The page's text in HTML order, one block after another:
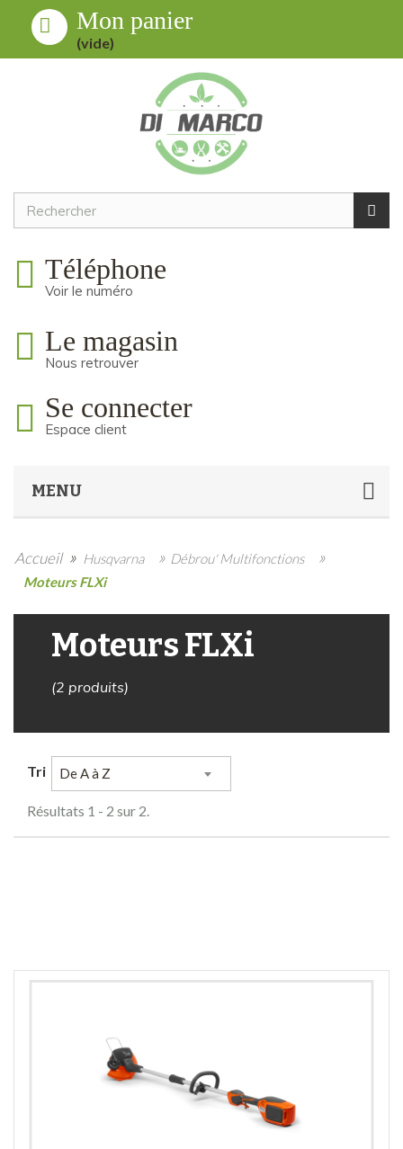
Mon panier
(vide)
Téléphone
Voir le numéro
Le magasin
Nous retrouver
Se connecter
Espace client
MENU
Accueil » Husqvarna » Débrou' Multifonctions »
Moteurs FLXi
Moteurs FLXi
(2 produits)
Tri De A à Z
Résultats 1 - 2 sur 2.